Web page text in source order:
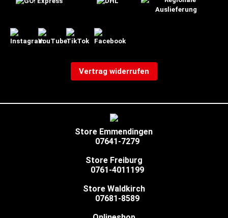
Vertrag widerrufen
Store Emmendingen
07641-7279
Store Freiburg
0761-4011199
Store Waldkirch
07681-8589